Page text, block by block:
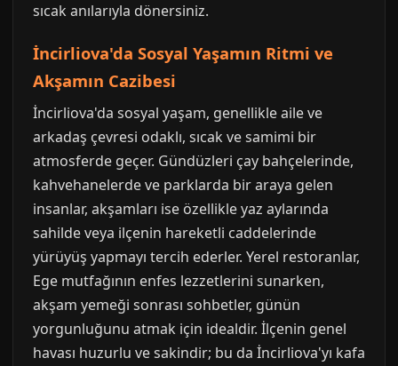
sıcak anılarıyla dönersiniz.
İncirliova'da Sosyal Yaşamın Ritmi ve
Akşamın Cazibesi
İncirliova'da sosyal yaşam, genellikle aile ve
arkadaş çevresi odaklı, sıcak ve samimi bir
atmosferde geçer. Gündüzleri çay bahçelerinde,
kahvehanelerde ve parklarda bir araya gelen
insanlar, akşamları ise özellikle yaz aylarında
sahilde veya ilçenin hareketli caddelerinde
yürüyüş yapmayı tercih ederler. Yerel restoranlar,
Ege mutfağının enfes lezzetlerini sunarken,
akşam yemeği sonrası sohbetler, günün
yorgunluğunu atmak için idealdir. İlçenin genel
havası huzurlu ve sakindir; bu da İncirliova'yı kafa